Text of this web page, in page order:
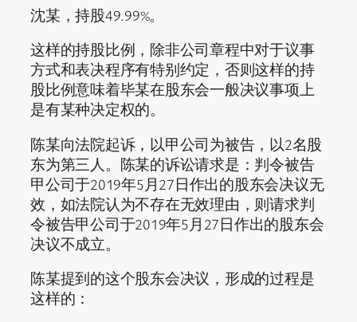
沈某，持股49.99%。
这样的持股比例，除非公司章程中对于议事
方式和表决程序有特别约定，否则这样的持
股比例意味着毕某在股东会一般决议事项上
是有某种决定权的。
陈某向法院起诉，以甲公司为被告，以2名股
东为第三人。陈某的诉讼请求是：判令被告
甲公司于2019年5月27日作出的股东会决议无
效，如法院认为不存在无效理由，则请求判
令被告甲公司于2019年5月27日作出的股东会
决议不成立。
陈某提到的这个股东会决议，形成的过程是
这样的：